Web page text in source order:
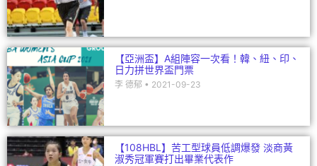
【亞洲盃】A組陣容一次看！韓、紐、印、
日力拼世界盃門票
李 德郁 2021-09-23
【108HBL】苦工型球員低調爆發 淡商黃
淑秀冠軍賽打出畢業代表作